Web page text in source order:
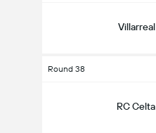
Villarreal
Round 38
RC Celta